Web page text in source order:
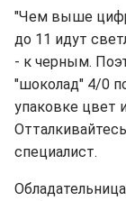
"Чем выше
до 11 идут
- к черным.
"шоколад" 4/0
упаковке цвет
специалист.